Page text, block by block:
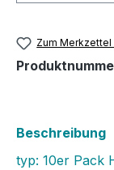
Zum
Beschreibung
typ: 10er Pack